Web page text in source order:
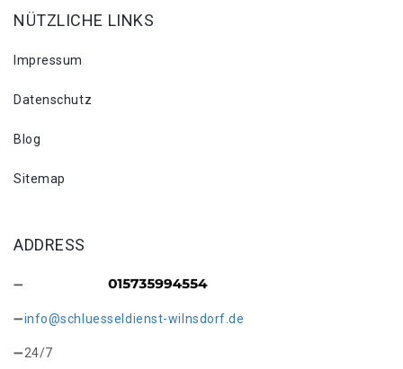
NÜTZLICHE LINKS
Impressum
Datenschutz
Blog
Sitemap
ADDRESS
info@schluesseldienst-wilnsdorf.de
24/7